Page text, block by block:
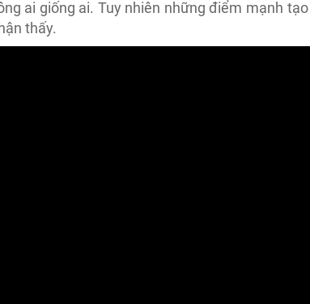
ai giống ai. Tuy nhiên những điểm mạnh
thấy.